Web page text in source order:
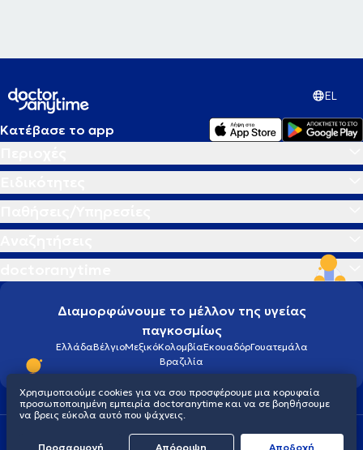
EL
Κατέβασε το app
Διαμορφώνουμε το μέλλον της υγείας
παγκοσμίως
ΕλλάδαΒέλγιοΜεξικόΚολομβίαΕκουαδόρΓουατεμάλα
Βραζιλία
Πολιτική προστασίας προσωπικού απορρήτου
© 2026 doctoranytime
Χρησιμοποιούμε cookies για να σου προσφέρουμε μια κορυφαία
προσωποποιημένη εμπειρία doctoranytime και να σε βοηθήσουμε
να βρεις εύκολα αυτό που ψάχνεις.
Προσαρμογή Απόρριψη Aποδοχή